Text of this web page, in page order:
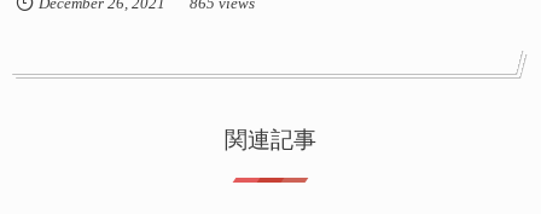
関連記事